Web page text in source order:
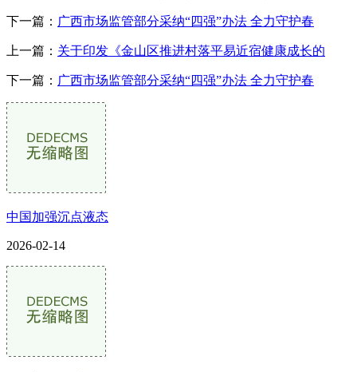
下一篇： 广西市场监管部分采纳“四强”办法 全力守护春
上一篇： 关于印发《金山区推进村落平易近宿健康成长的
下一篇： 广西市场监管部分采纳“四强”办法 全力守护春
中国加强沉点液态
2026-02-14